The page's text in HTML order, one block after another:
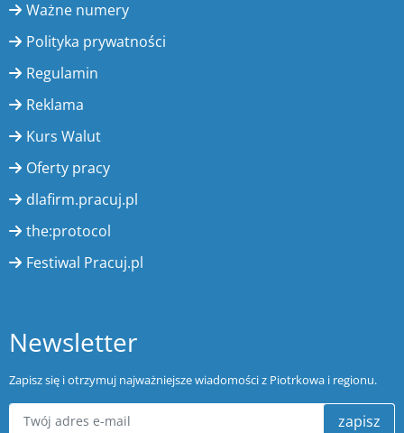
Ważne numery
Polityka prywatności
Regulamin
Reklama
Kurs Walut
Oferty pracy
dlafirm.pracuj.pl
the:protocol
Festiwal Pracuj.pl
Newsletter
Zapisz się i otrzymuj najważniejsze wiadomości z Piotrkowa i regionu.
zapisz